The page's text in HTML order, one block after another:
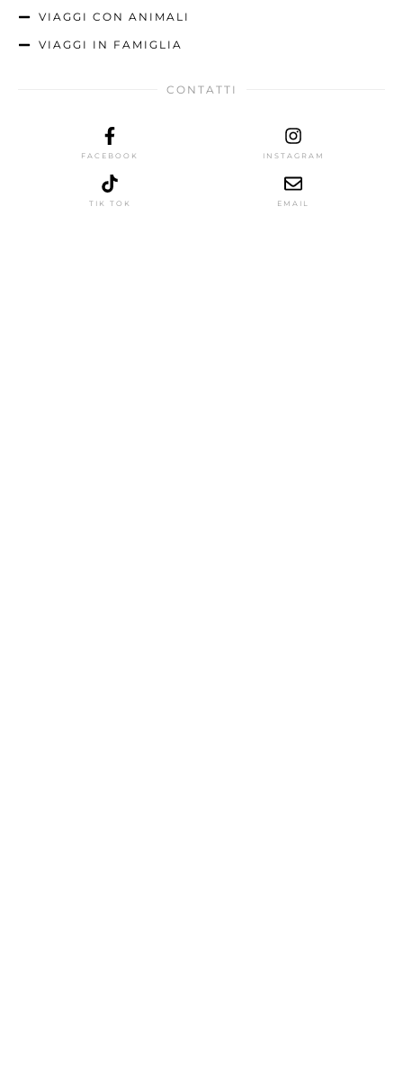
VIAGGI CON ANIMALI
VIAGGI IN FAMIGLIA
CONTATTI
FACEBOOK INSTAGRAM
TIK TOK EMAIL